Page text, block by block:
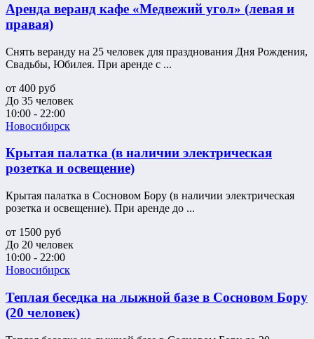
Аренда веранд кафе «Медвежий угол» (левая и
правая)
Снять веранду на 25 человек для празднования Дня Рождения,
Свадьбы, Юбилея. При аренде с ...
от 400 руб
До 35 человек
10:00 - 22:00
Новосибирск
Крытая палатка (в наличии электрическая
розетка и освещение)
Крытая палатка в Сосновом Бору (в наличии электрическая
розетка и освещение). При аренде до ...
от 1500 руб
До 20 человек
10:00 - 22:00
Новосибирск
Теплая беседка на лыжной базе в Сосновом Бору
(20 человек)